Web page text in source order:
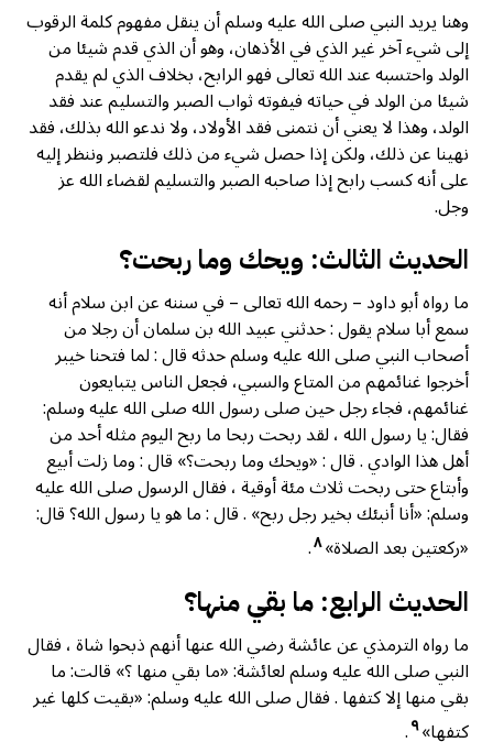
وهنا يريد النبي صلى الله عليه وسلم أن ينقل مفهوم كلمة الرقوب
إلى شيء آخر غير الذي في الأذهان، وهو أن الذي قدم شيئا من
الولد واحتسبه عند الله تعالی فهو الرابح، بخلاف الذي لم يقدم
شيئا من الولد في حياته فيفوته ثواب الصبر والتسليم عند فقد
الولد، وهذا لا يعني أن نتمنى فقد الأولاد، ولا ندعو الله بذلك، فقد
نهينا عن ذلك، ولكن إذا حصل شيء من ذلك فلتصبر وننظر إليه
على أنه كسب رابح إذا صاحبه الصبر والتسليم لقضاء الله عز
وجل.
الحديث الثالث: ويحك وما ربحت؟
ما رواه أبو داود – رحمه الله تعالى – في سننه عن ابن سلام أنه
سمع أبا سلام يقول : حدثني عبيد الله بن سلمان أن رجلا من
أصحاب النبي صلى الله عليه وسلم حدثه قال : لما فتحنا خيبر
أخرجوا غنائمهم من المتاع والسبي، فجعل الناس يتبايعون
غنائمهم، فجاء رجل حين صلى رسول الله صلى الله عليه وسلم:
فقال: يا رسول الله ، لقد ربحت ربحا ما ربح اليوم مثله أحد من
أهل هذا الوادي . قال : «ويحك وما ربحت؟» قال : وما زلت أبيع
وأبتاع حتى ربحت ثلاث مئة أوقية ، فقال الرسول صلى الله عليه
وسلم: «أنا أنبئك بخير رجل ربح» . قال : ما هو يا رسول الله؟ قال:
«ركعتين بعد الصلاة»٨.
الحديث الرابع: ما بقي منها؟
ما رواه الترمذي عن عائشة رضي الله عنها أنهم ذبحوا شاة ، فقال
النبي صلى الله عليه وسلم لعائشة: «ما بقي منها ؟» قالت: ما
بقي منها إلا كتفها . فقال صلى الله عليه وسلم: «بقيت كلها غير
كتفها»٩.